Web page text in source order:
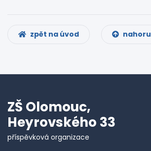
zpět na úvod nahoru
ZŠ Olomouc,
Heyrovského 33
příspěvková organizace